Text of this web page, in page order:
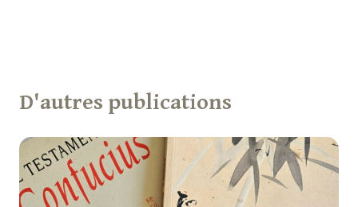
D'autres publications